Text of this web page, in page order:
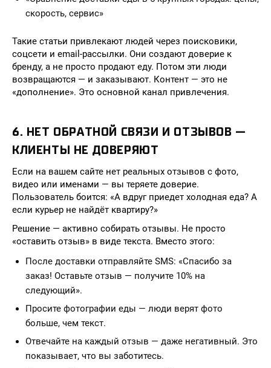
скорость, сервис»
Такие статьи привлекают людей через поисковики,
соцсети и email-рассылки. Они создают доверие к
бренду, а не просто продают еду. Потом эти люди
возвращаются — и заказывают. Контент — это не
«дополнение». Это основной канал привлечения.
6. НЕТ ОБРАТНОЙ СВЯЗИ И ОТЗЫВОВ —
КЛИЕНТЫ НЕ ДОВЕРЯЮТ
Если на вашем сайте нет реальных отзывов с фото,
видео или именами — вы теряете доверие.
Пользователь боится: «А вдруг приедет холодная еда? А
если курьер не найдёт квартиру?»
Решение — активно собирать отзывы. Не просто
«оставить отзыв» в виде текста. Вместо этого:
После доставки отправляйте SMS: «Спасибо за
заказ! Оставьте отзыв — получите 10% на
следующий».
Просите фотографии еды — люди верят фото
больше, чем текст.
Отвечайте на каждый отзыв — даже негативный. Это
показывает, что вы заботитесь.